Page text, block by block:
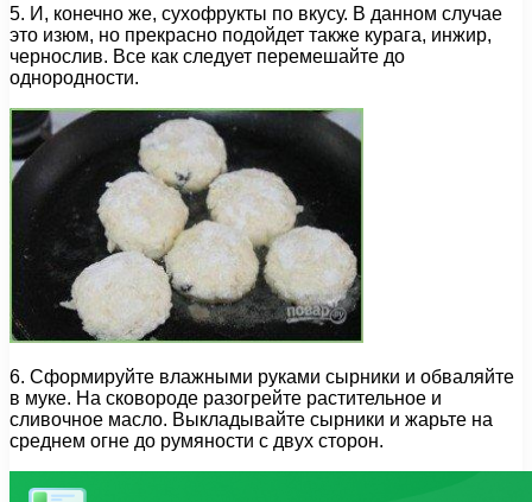
5. И, конечно же, сухофрукты по вкусу. В данном случае
это изюм, но прекрасно подойдет также курага, инжир,
чернослив. Все как следует перемешайте до
однородности.
6. Сформируйте влажными руками сырники и обваляйте
в муке. На сковороде разогрейте растительное и
сливочное масло. Выкладывайте сырники и жарьте на
среднем огне до румяности с двух сторон.